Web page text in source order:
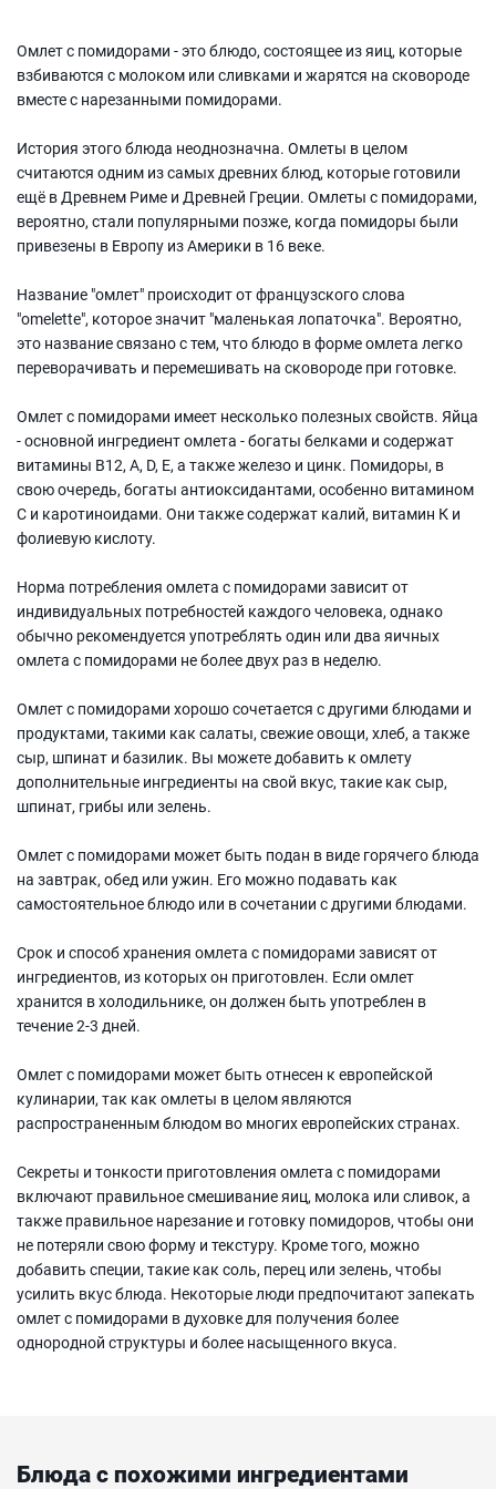
Омлет с помидорами - это блюдо, состоящее из яиц, которые
взбиваются с молоком или сливками и жарятся на сковороде
вместе с нарезанными помидорами.
История этого блюда неоднозначна. Омлеты в целом
считаются одним из самых древних блюд, которые готовили
ещё в Древнем Риме и Древней Греции. Омлеты с помидорами,
вероятно, стали популярными позже, когда помидоры были
привезены в Европу из Америки в 16 веке.
Название "омлет" происходит от французского слова
"omelette", которое значит "маленькая лопаточка". Вероятно,
это название связано с тем, что блюдо в форме омлета легко
переворачивать и перемешивать на сковороде при готовке.
Омлет с помидорами имеет несколько полезных свойств. Яйца
- основной ингредиент омлета - богаты белками и содержат
витамины В12, А, D, Е, а также железо и цинк. Помидоры, в
свою очередь, богаты антиоксидантами, особенно витамином
С и каротиноидами. Они также содержат калий, витамин К и
фолиевую кислоту.
Норма потребления омлета с помидорами зависит от
индивидуальных потребностей каждого человека, однако
обычно рекомендуется употреблять один или два яичных
омлета с помидорами не более двух раз в неделю.
Омлет с помидорами хорошо сочетается с другими блюдами и
продуктами, такими как салаты, свежие овощи, хлеб, а также
сыр, шпинат и базилик. Вы можете добавить к омлету
дополнительные ингредиенты на свой вкус, такие как сыр,
шпинат, грибы или зелень.
Омлет с помидорами может быть подан в виде горячего блюда
на завтрак, обед или ужин. Его можно подавать как
самостоятельное блюдо или в сочетании с другими блюдами.
Срок и способ хранения омлета с помидорами зависят от
ингредиентов, из которых он приготовлен. Если омлет
хранится в холодильнике, он должен быть употреблен в
течение 2-3 дней.
Омлет с помидорами может быть отнесен к европейской
кулинарии, так как омлеты в целом являются
распространенным блюдом во многих европейских странах.
Секреты и тонкости приготовления омлета с помидорами
включают правильное смешивание яиц, молока или сливок, а
также правильное нарезание и готовку помидоров, чтобы они
не потеряли свою форму и текстуру. Кроме того, можно
добавить специи, такие как соль, перец или зелень, чтобы
усилить вкус блюда. Некоторые люди предпочитают запекать
омлет с помидорами в духовке для получения более
однородной структуры и более насыщенного вкуса.
Блюда с похожими ингредиентами